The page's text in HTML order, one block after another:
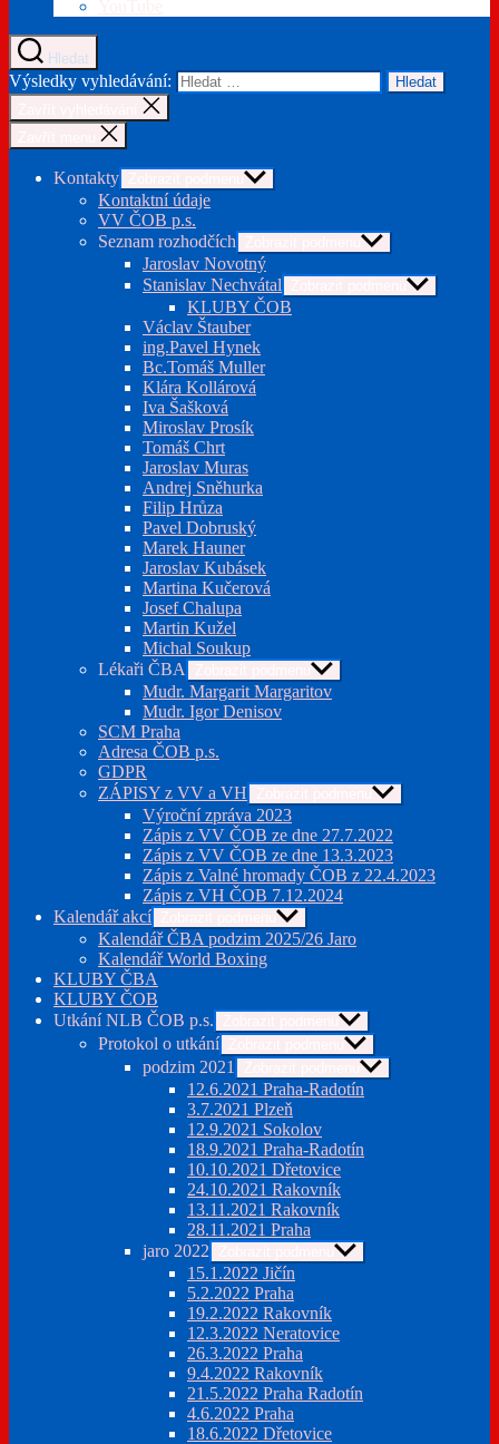
Hledat
Výsledky vyhledávání:
Kontakty
Kontaktní údaje
VV ČOB p.s.
Seznam rozhodčích
Jaroslav Novotný
Stanislav Nechvátal
KLUBY ČOB
Václav Štauber
ing.Pavel Hynek
Bc.Tomáš Muller
Klára Kollárová
Iva Šašková
Miroslav Prosík
Tomáš Chrt
Jaroslav Muras
Andrej Sněhurka
Filip Hrůza
Pavel Dobruský
Marek Hauner
Jaroslav Kubásek
Martina Kučerová
Josef Chalupa
Martin Kužel
Michal Soukup
Lékaři ČBA
Mudr. Margarit Margaritov
Mudr. Igor Denisov
SCM Praha
Adresa ČOB p.s.
GDPR
ZÁPISY z VV a VH
Výroční zpráva 2023
Zápis z VV ČOB ze dne 27.7.2022
Zápis z VV ČOB ze dne 13.3.2023
Zápis z Valné hromady ČOB z 22.4.2023
Zápis z VH ČOB 7.12.2024
Kalendář akcí
Kalendář ČBA podzim 2025/26 Jaro
Kalendář World Boxing
KLUBY ČBA
KLUBY ČOB
Utkání NLB ČOB p.s.
Protokol o utkání
podzim 2021
12.6.2021 Praha-Radotín
3.7.2021 Plzeň
12.9.2021 Sokolov
18.9.2021 Praha-Radotín
10.10.2021 Dřetovice
24.10.2021 Rakovník
13.11.2021 Rakovník
28.11.2021 Praha
jaro 2022
15.1.2022 Jičín
5.2.2022 Praha
19.2.2022 Rakovník
12.3.2022 Neratovice
26.3.2022 Praha
9.4.2022 Rakovník
21.5.2022 Praha Radotín
4.6.2022 Praha
18.6.2022 Dřetovice